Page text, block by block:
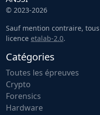
© 2023-2026
Sauf mention contraire,
licence etalab-2.0.
Catégories
Toutes les épreuves
Crypto
Forensics
Hardware